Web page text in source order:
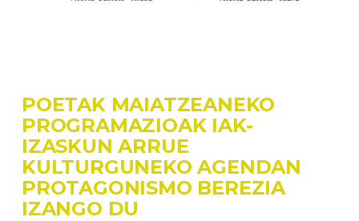
POETAK MAIATZEANEKO
PROGRAMAZIOAK IAK-
IZASKUN ARRUE
KULTURGUNEKO AGENDAN
PROTAGONISMO BEREZIA
IZANGO DU